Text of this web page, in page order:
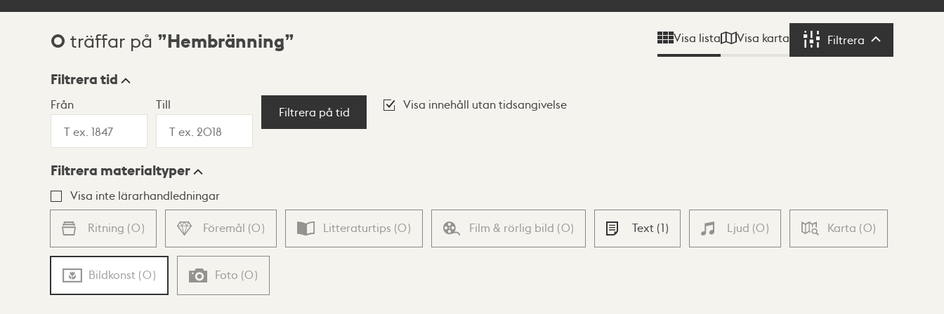
Sökresultat
0 träffar på Hembränning Visa lista Visa karta Filtrera Filtrera
Visningsläge
Lista Karta
Filtrera tid
Från Till
Filtrera på tid
Visa innehåll utan tidsangivelse
Filtrera materialtyper
Visa inte lärarhandledningar
Ritning (0) Föremål (0) Litteraturtips (0) Film & rörlig bild (0) Text (1) Ljud (0) Karta (0)
Bildkonst (0) Foto (0)